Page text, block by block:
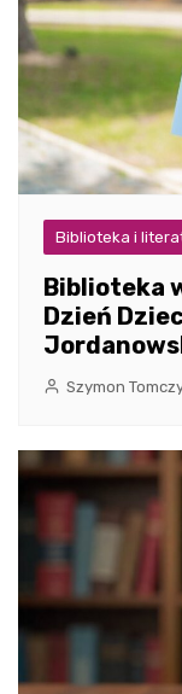
Biblioteka i
Biblioteka
Dzień
Szymon